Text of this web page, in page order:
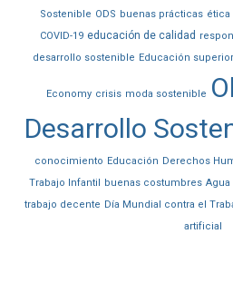
Sostenible ODS buenas prácticas ética
COVID-19 educación de calidad
desarrollo sostenible Educación superior
Economy crisis moda sostenible
Desarrollo
conocimiento Educación Derechos
Trabajo Infantil buenas costumbres Agua
trabajo decente Día Mundial contra el
artificial